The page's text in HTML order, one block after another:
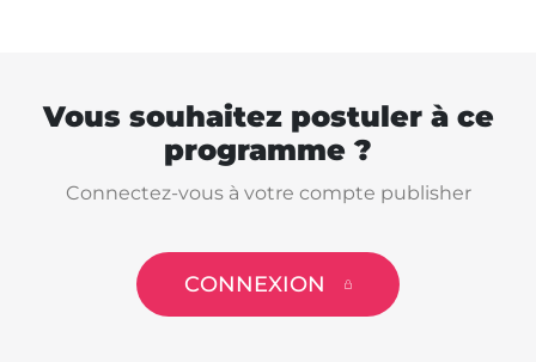
Vous souhaitez postuler à ce
programme ?
Connectez-vous à votre compte publisher
CONNEXION